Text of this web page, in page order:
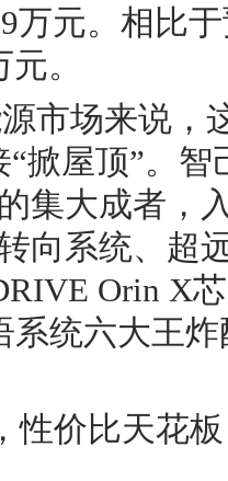
万元。相比
。
市场来说，
掀屋顶”。
集大成者，
向系统、超
Orin X
系统六大王